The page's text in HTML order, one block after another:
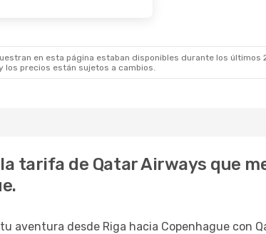
en esta página estaban disponibles durante los
los precios están sujetos a cambios.
tarifa de Qatar Airways que
aventura desde Riga hacia Copenhague con